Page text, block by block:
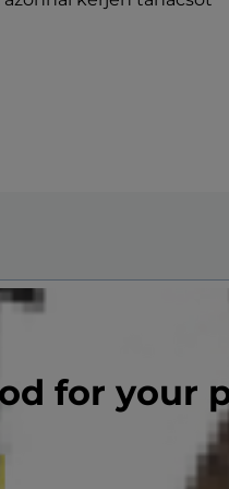
for your